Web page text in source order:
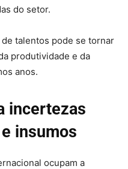
do setor.
talentos pode se tornar
produtividade e da
anos.
incertezas
insumos
ocupam a